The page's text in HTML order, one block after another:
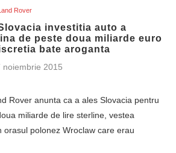
Rover
investitia auto a
de peste doua miliarde euro
bate aroganta
noiembrie 2015
Rover anunta ca a ales Slovacia pentru
miliarde de lire sterline, vestea
orasul polonez Wroclaw care erau